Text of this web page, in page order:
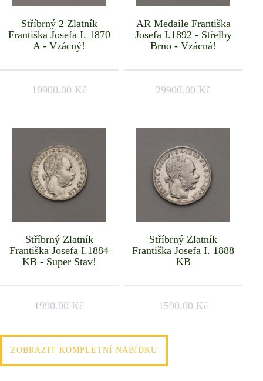
Stříbrný 2 Zlatník
Františka Josefa I. 1870
A - Vzácný!
10900.00 Kč
AR Medaile Františka
Josefa I.1892 - Střelby
Brno - Vzácná!
29900.00 Kč
Stříbrný Zlatník
Františka Josefa I.1884
KB - Super Stav!
1990.00 Kč
Stříbrný Zlatník
Františka Josefa I. 1888
KB
1590.00 Kč
ZOBRAZIT KOMPLETNÍ NABÍDKU